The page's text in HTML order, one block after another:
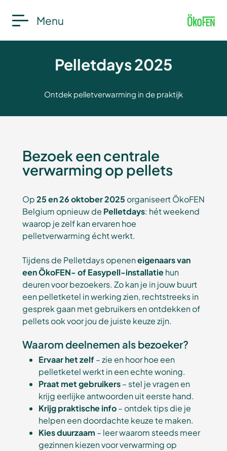
Menu
Pelletdays 2025
Ontdek pelletverwarming in de praktijk
Bezoek een centrale
verwarming op pellets
Op25 en 26 oktober 2025 organiseert ÖkoFEN
Belgium opnieuw de Pelletdays: hét weekend
waarop je zelf kan ervaren hoe
pelletverwarming écht werkt.
Tijdens de Pelletdays openeneigenaars van
een ÖkoFEN- of Easypell-installatiehun
deuren voor bezoekers. Zo kan je in jouw buurt
een pelletketel in werking zien, rechtstreeks in
gesprek gaan met gebruikers en ontdekken of
pellets ook voor jou de juiste keuze zijn.
Waarom deelnemen als bezoeker?
Ervaar het zelf – zie en hoor hoe een
pelletketel werkt in een echte woning.
Praat met gebruikers– stel je vragen en
krijg eerlijke antwoorden uit eerste hand.
Krijg praktische info– ontdek tips die je
helpen een doordachte keuze te maken.
Kies duurzaam – leer waarom steeds meer
gezinnen kiezen voor verwarming op